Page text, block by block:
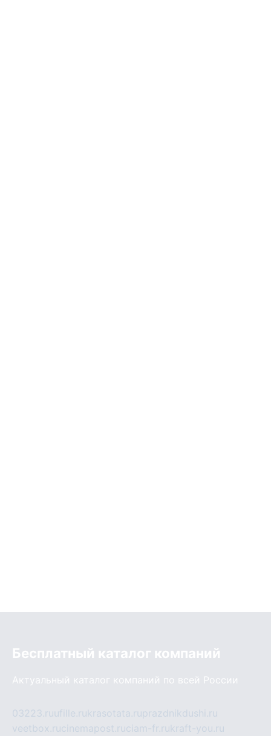
Бесплатный каталог компаний
Актуальный каталог компаний по всей России
03223.ruufille.rukrasotata.ruprazdnikdushi.ru
veetbox.rucinemapost.ruciam-fr.rukraft-you.ru